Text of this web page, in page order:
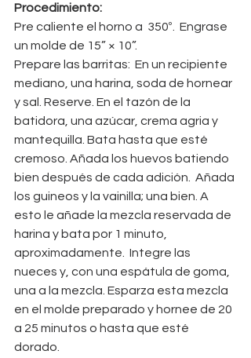
Procedimiento:
Pre caliente el horno a  350º.  Engrase
un molde de 15” × 10”.
Prepare las barritas:  En un recipiente
mediano, una harina, soda de hornear
y sal. Reserve. En el tazón de la
batidora, una azúcar, crema agria y
mantequilla. Bata hasta que esté
cremoso. Añada los huevos batiendo
bien después de cada adición.  Añada
los guineos y la vainilla; una bien. A
esto le añade la mezcla reservada de
harina y bata por 1 minuto,
aproximadamente.  Integre las
nueces y, con una espátula de goma,
una a la mezcla. Esparza esta mezcla
en el molde preparado y hornee de 20
a 25 minutos o hasta que esté
dorado.